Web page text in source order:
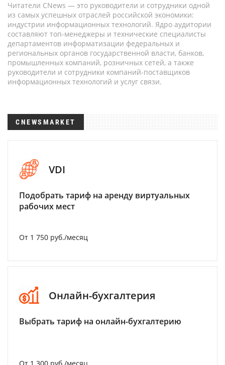
Читатели CNews — это руководители и сотрудники одной
из самых успешных отраслей российской экономики:
индустрии информационных технологий. Ядро аудитории
составляют топ-менеджеры и технические специалисты
департаментов информатизации федеральных и
региональных органов государственной власти, банков,
промышленных компаний, розничных сетей, а также
руководители и сотрудники компаний-поставщиков
информационных технологий и услуг связи.
CNEWSMARKET
VDI
Подобрать тариф на аренду виртуальных
рабочих мест
От 1 750 руб./месяц
Онлайн-бухгалтерия
Выбрать тариф на онлайн-бухгалтерию